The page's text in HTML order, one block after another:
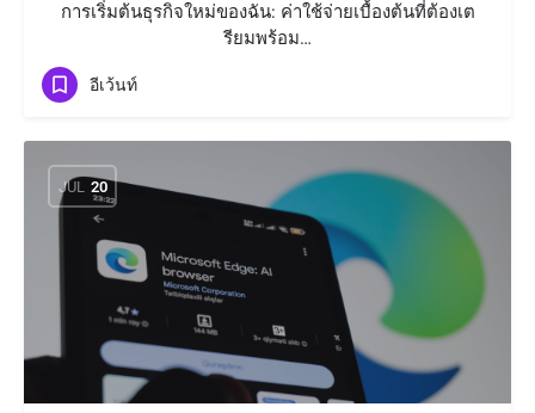
การเริ่มต้นธุรกิจใหม่ของฉัน: ค่าใช้จ่ายเบื้องต้นที่ต้องเต
รียมพร้อม…
อีเว้นท์
JUL 20